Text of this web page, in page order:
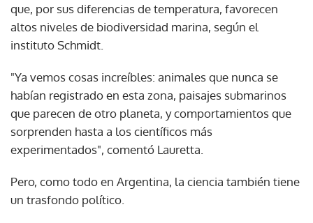
que, por sus diferencias de temperatura, favorecen
altos niveles de biodiversidad marina, según el
instituto Schmidt.
"Ya vemos cosas increíbles: animales que nunca se
habían registrado en esta zona, paisajes submarinos
que parecen de otro planeta, y comportamientos que
sorprenden hasta a los científicos más
experimentados", comentó Lauretta.
Pero, como todo en Argentina, la ciencia también tiene
un trasfondo político.